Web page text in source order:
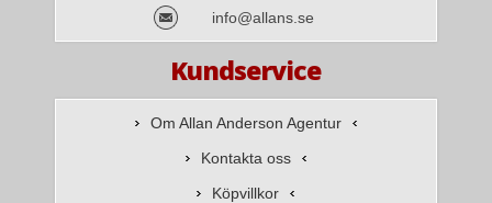
info@allans.se
Kundservice
Om Allan Anderson Agentur
Kontakta oss
Köpvillkor